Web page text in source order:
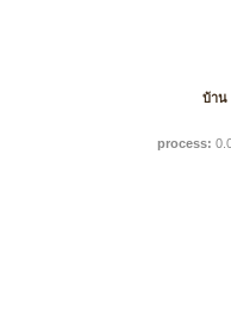
บ้าน
process: